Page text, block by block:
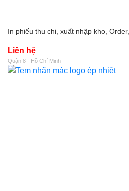
In phiếu thu chi, xuất nhập kho,
Liên hệ
Quận 8 - Hồ Chí Minh